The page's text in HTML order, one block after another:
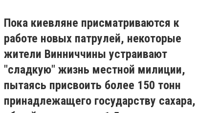
Пока киевляне присматриваются к
работе новых патрулей, некоторые
жители Винниччины устраивают
"сладкую" жизнь местной милиции,
пытаясь присвоить более 150 тонн
принадлежащего государству сахара,